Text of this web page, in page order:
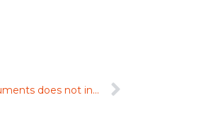
The Arbitral tribunal’s refusal to order production of documents does not in itself justify setting aside an award